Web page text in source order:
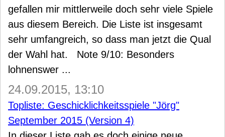
gefallen mir mittlerweile doch sehr viele Spiele
aus diesem Bereich. Die Liste ist insgesamt
sehr umfangreich, so dass man jetzt die Qual
der Wahl hat. Note 9/10: Besonders
lohnenswer ...
24.09.2015, 13:10
Topliste: Geschicklichkeitsspiele "Jörg"
September 2015 (Version 4)